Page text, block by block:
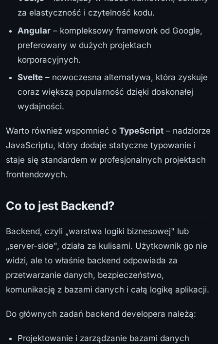
za elastyczność i czytelność kodu.
Angular – kompleksowy framework od Google,
preferowany w dużych projektach
korporacyjnych.
Svelte – nowoczesna alternatywa, która zyskuje
coraz większą popularność dzięki doskonałej
wydajności.
Warto również wspomnieć o TypeScript – nadziorze
JavaScriptu, który dodaje statyczne typowanie i
staje się standardem w profesjonalnych projektach
frontendowych.
Co to jest Backend?
Backend, czyli „warstwa logiki biznesowej" lub
„server-side", działa za kulisami. Użytkownik go nie
widzi, ale to właśnie backend odpowiada za
przetwarzanie danych, bezpieczeństwo,
komunikację z bazami danych i całą logikę aplikacji.
Do głównych zadań backend developera należą:
Projektowanie i zarządzanie bazami danych